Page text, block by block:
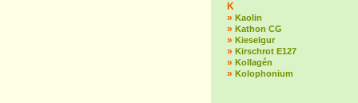
K
» Kaolin
» Kathon CG
» Kieselgur
» Kirschrot E127
» Kollagén
» Kolophonium